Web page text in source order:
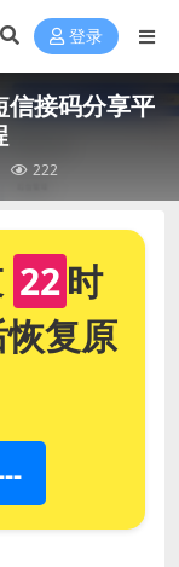
登录
接码分享平
222
22时
复原